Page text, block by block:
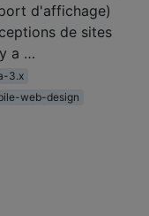
d'affichage)
de sites
a …
3.x
web-design